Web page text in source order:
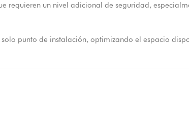
requieren un nivel adicional de seguridad,
punto de instalación, optimizando el espacio